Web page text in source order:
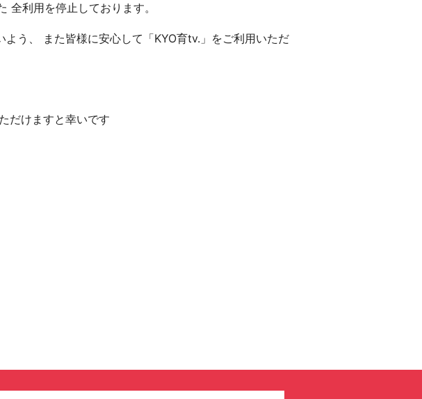
全利用を停止しております。
う、 また皆様に安心して「KYO育tv.」をご利用いただ
だけますと幸いです